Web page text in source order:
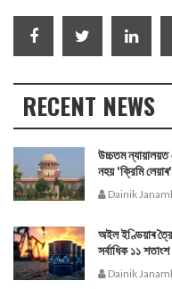
RECENT NEWS
উচ্চতম ন্যায়ালয়ত
নহয় 'ক্রিমি লেয়াৰ'
Dainik
অইল ইণ্ডিয়াৰ
সর্বাধিক ১১ শতাংশ
Dainik